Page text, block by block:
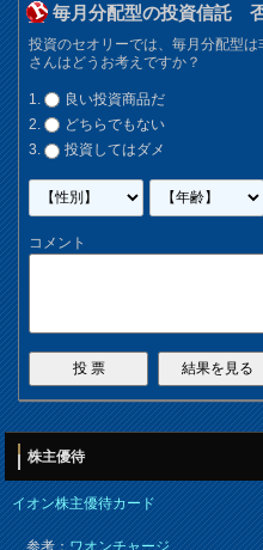
毎月分配型の投資信託
投資のセオリーでは、毎月分配型
さんはどうお考えですか？
良い投資商品だ
どちらでもない
投資してはダメ
コメント
株主優待
イオン株主優待カード
参考：ワオンチャージ